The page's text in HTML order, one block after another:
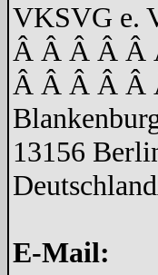
VKSVG e.
Â Â Â Â Â
Â Â Â Â Â
13156
Deutschland
E-Mail: